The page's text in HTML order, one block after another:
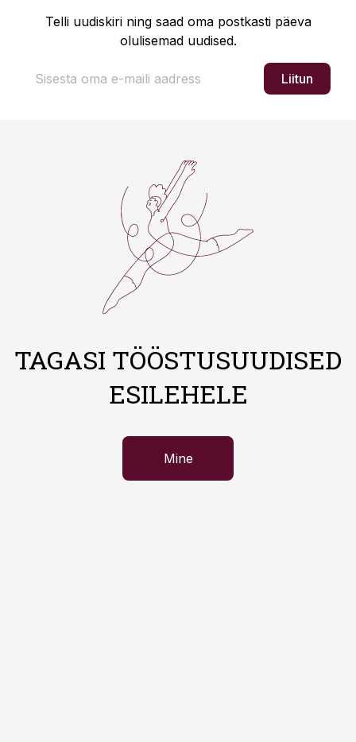
Telli uudiskiri ning saad oma postkasti päeva
olulisemad uudised.
Liitun
TAGASI TÖÖSTUSUUDISED
ESILEHELE
Mine